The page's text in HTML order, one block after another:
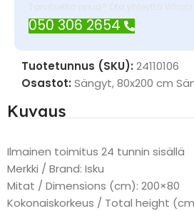
Tarvitsetko apua? Ota yhteyttä
050 306 2654
Tuotetunnus (SKU): 24110106
Osastot: Sängyt,80x200 cm
Kuvaus
Ilmainen toimitus 24 tunnin sisällä
Merkki / Brand: Isku
Mitat / Dimensions (cm): 200×80
Kokonaiskorkeus / Total height